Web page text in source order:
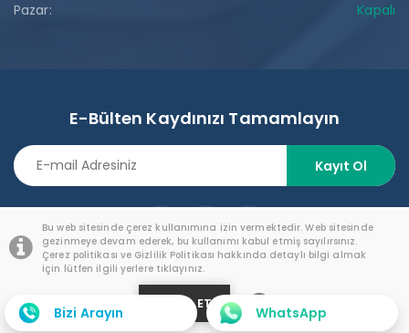
Bu web sitesinde çerez kullanımına izin vermektedir. Web sitesinde
gezinmeye devam ederek, bu kullanımı kabul etmiş sayılırsınız.
Çerez politikası ve Gizlilik Politikası hakkında detaylı bilgi almak
için lütfen ilgili yerlere tıklayınız.
KABUL ET
Bizi Arayın WhatsApp
Pazar:
Kapalı
E-Bülten Kaydınızı Tamamlayın
Kayıt Ol
Copyright © 2021 | Tasarım Ve YazılımEssente Bilişim